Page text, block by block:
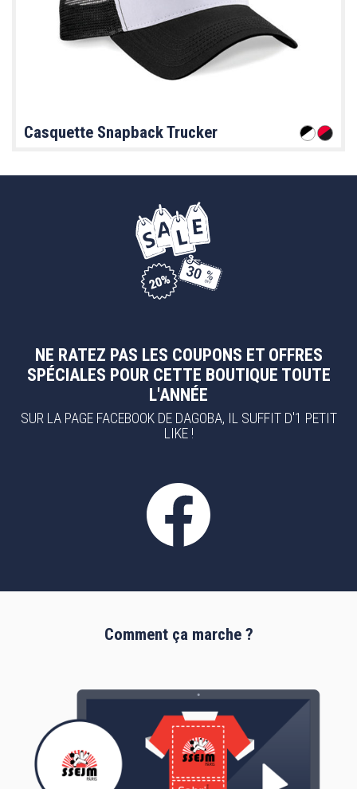
Casquette Snapback Trucker
NE RATEZ PAS LES COUPONS ET OFFRES
SPÉCIALES POUR CETTE BOUTIQUE TOUTE
L'ANNÉE
SUR LA PAGE FACEBOOK DE DAGOBA, IL SUFFIT D'1 PETIT
LIKE !
Comment ça marche ?